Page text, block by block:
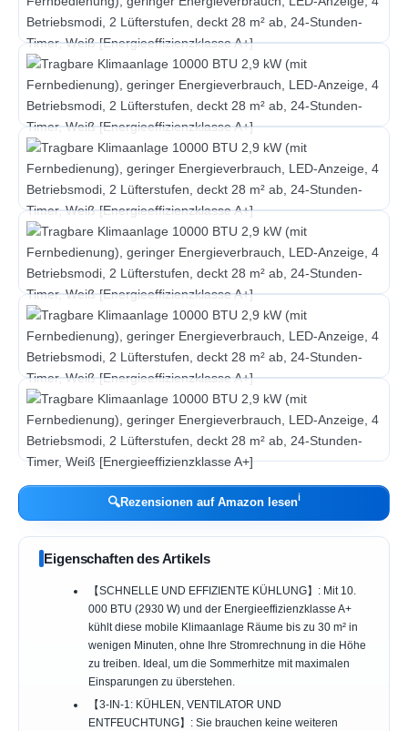
🔍Rezensionen auf Amazon lesenℹ︎
Eigenschaften des Artikels
【SCHNELLE UND EFFIZIENTE KÜHLUNG】: Mit 10.
000 BTU (2930 W) und der Energieeffizienzklasse A+
kühlt diese mobile Klimaanlage Räume bis zu 30 m² in
wenigen Minuten, ohne Ihre Stromrechnung in die Höhe
zu treiben. Ideal, um die Sommerhitze mit maximalen
Einsparungen zu überstehen.
【3-IN-1: KÜHLEN, VENTILATOR UND
ENTFEUCHTUNG】: Sie brauchen keine weiteren